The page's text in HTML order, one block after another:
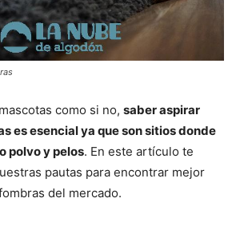
como si no, saber aspirar
es esencial ya que son sitios donde
polvo y pelos. En este artículo te
pautas para encontrar mejor
del mercado.